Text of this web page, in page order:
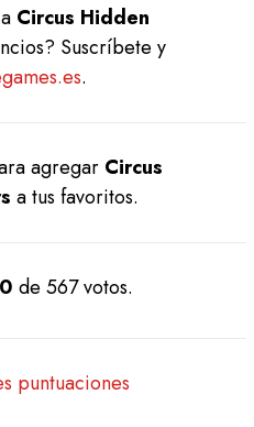
Circus Hidden
Suscríbete y
.
agregar Circus
a tus favoritos.
de 567 votos.
puntuaciones